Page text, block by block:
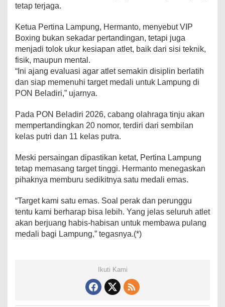
l
e
t
tetap terjaga.
Ketua Pertina Lampung, Hermanto, menyebut VIP
Boxing bukan sekadar pertandingan, tetapi juga
menjadi tolok ukur kesiapan atlet, baik dari sisi teknik,
fisik, maupun mental.
“Ini ajang evaluasi agar atlet semakin disiplin berlatih
dan siap memenuhi target medali untuk Lampung di
PON Beladiri,” ujarnya.
Pada PON Beladiri 2026, cabang olahraga tinju akan
mempertandingkan 20 nomor, terdiri dari sembilan
kelas putri dan 11 kelas putra.
Meski persaingan dipastikan ketat, Pertina Lampung
tetap memasang target tinggi. Hermanto menegaskan
pihaknya memburu sedikitnya satu medali emas.
“Target kami satu emas. Soal perak dan perunggu
tentu kami berharap bisa lebih. Yang jelas seluruh atlet
akan berjuang habis-habisan untuk membawa pulang
medali bagi Lampung,” tegasnya.(*)
Ikuti Kami